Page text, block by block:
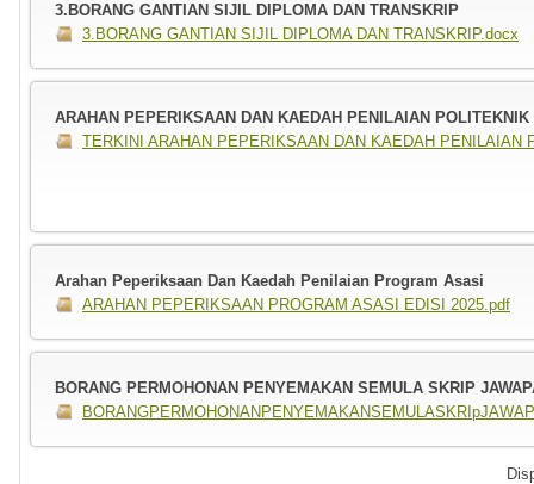
3.BORANG GANTIAN SIJIL DIPLOMA DAN TRANSKRIP
3.BORANG GANTIAN SIJIL DIPLOMA DAN TRANSKRIP.docx
ARAHAN PEPERIKSAAN DAN KAEDAH PENILAIAN
TERKINI ARAHAN PEPERIKSAAN DAN KAEDAH
Arahan Peperiksaan Dan Kaedah Penilaian Program Asasi
ARAHAN PEPERIKSAAN PROGRAM ASASI EDISI 2025.pdf
BORANG PERMOHONAN PENYEMAKAN SEMULA SKRIP